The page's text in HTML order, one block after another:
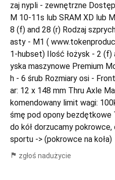
zaj nypli - zewnętrzne
M 10-11s lub SRAM XD lub
8 (f) and 28 (r) Rodzaj
asty - M1 (
1-hubset) Ilość łożysk - 2 (f)
yska maszynowe Premium
h - 6 śrub Rozmiary osi -
ar: 12 x 148 mm Thru Axle
komendowany limit wagi:
śmę pod opony bezdętkowe
do kół dorzucamy
sportu -> (pokrowce na koła)
zgłoś nadużycie